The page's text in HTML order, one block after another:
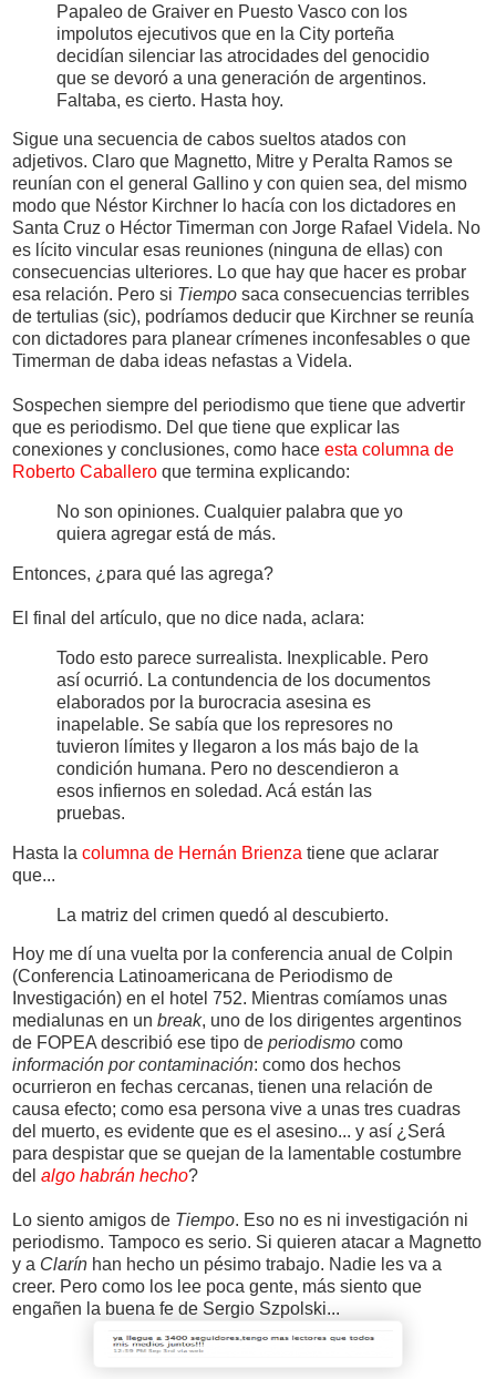
Papaleo de Graiver en Puesto Vasco con los
impolutos ejecutivos que en la City porteña
decidían silenciar las atrocidades del genocidio
que se devoró a una generación de argentinos.
Faltaba, es cierto. Hasta hoy.
Sigue una secuencia de cabos sueltos atados con
adjetivos. Claro que Magnetto, Mitre y Peralta Ramos se
reunían con el general Gallino y con quien sea, del mismo
modo que Néstor Kirchner lo hacía con los dictadores en
Santa Cruz o Héctor Timerman con Jorge Rafael Videla. No
es lícito vincular esas reuniones (ninguna de ellas) con
consecuencias ulteriores. Lo que hay que hacer es probar
esa relación. Pero si Tiempo saca consecuencias terribles
de tertulias (sic), podríamos deducir que Kirchner se reunía
con dictadores para planear crímenes inconfesables o que
Timerman de daba ideas nefastas a Videla.
Sospechen siempre del periodismo que tiene que advertir
que es periodismo. Del que tiene que explicar las
conexiones y conclusiones, como hace esta columna de
Roberto Caballero que termina explicando:
No son opiniones. Cualquier palabra que yo
quiera agregar está de más.
Entonces, ¿para qué las agrega?
El final del artículo, que no dice nada, aclara:
Todo esto parece surrealista. Inexplicable. Pero
así ocurrió. La contundencia de los documentos
elaborados por la burocracia asesina es
inapelable. Se sabía que los represores no
tuvieron límites y llegaron a los más bajo de la
condición humana. Pero no descendieron a
esos infiernos en soledad. Acá están las
pruebas.
Hasta la columna de Hernán Brienza tiene que aclarar
que...
La matriz del crimen quedó al descubierto.
Hoy me dí una vuelta por la conferencia anual de Colpin
(Conferencia Latinoamericana de Periodismo de
Investigación) en el hotel 752. Mientras comíamos unas
medialunas en un break, uno de los dirigentes argentinos
de FOPEA describió ese tipo de periodismo como
información por contaminación: como dos hechos
ocurrieron en fechas cercanas, tienen una relación de
causa efecto; como esa persona vive a unas tres cuadras
del muerto, es evidente que es el asesino... y así ¿Será
para despistar que se quejan de la lamentable costumbre
del algo habrán hecho?
Lo siento amigos de Tiempo. Eso no es ni investigación ni
periodismo. Tampoco es serio. Si quieren atacar a Magnetto
y a Clarín han hecho un pésimo trabajo. Nadie les va a
creer. Pero como los lee poca gente, más siento que
engañen la buena fe de Sergio Szpolski...